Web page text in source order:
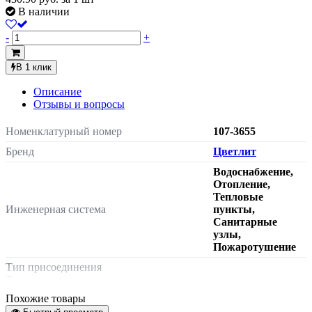
В наличии
- +
В 1 клик
Описание
Отзывы и вопросы
Номенклатурный номер
107-3655
Бренд
Цветлит
Инженерная система
Водоснабжение,
Отопление,
Тепловые
пункты,
Санитарные
узлы,
Пожаротушение
Тип присоединения
Характеризует тип присоединения к
Похожие товары